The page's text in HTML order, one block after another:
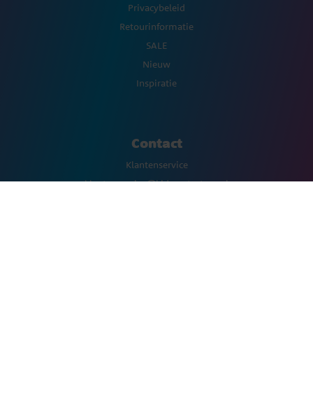
Privacybeleid
Retourinformatie
SALE
Nieuw
Inspiratie
Contact
Klantenservice
klantenservice@kidspartystore.nl